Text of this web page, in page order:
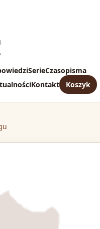
SerieCzasopisma
Kontakt Koszyk